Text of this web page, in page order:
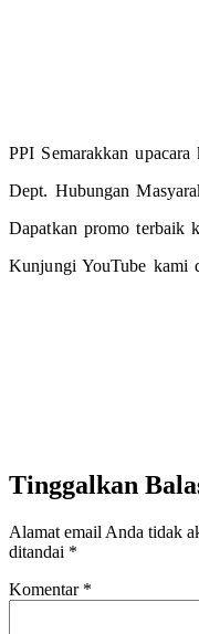
PPI Semarakkan upacara
Dept. Hubungan
Dapatkan promo terbaik
Kunjungi YouTube kami
Tinggalkan
Alamat email Anda tidak
ditandai *
Komentar *